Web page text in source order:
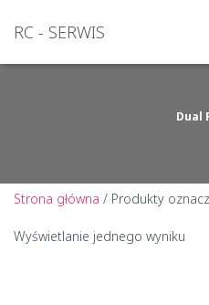
RC - SERWIS
Dual
Strona główna / Produkty
Wyświetlanie jednego wyniku